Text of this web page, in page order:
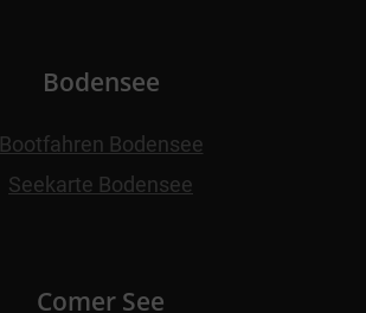
Bodensee
Bootfahren Bodensee
Seekarte Bodensee
Comer See